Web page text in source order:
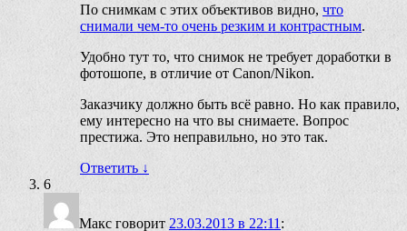
По снимкам с этих объективов видно, что
снимали чем-то очень резким и контрастным.
Удобно тут то, что снимок не требует доработки в
фотошопе, в отличие от Canon/Nikon.
Заказчику должно быть всё равно. Но как правило,
ему интересно на что вы снимаете. Вопрос
престижа. Это неправильно, но это так.
Ответить ↓
6
Макс говорит 23.03.2013 в 22:11 :